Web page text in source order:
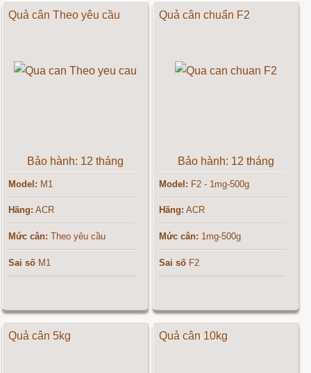
Quả cân Theo yêu cầu
Bảo hành: 12 tháng
Model: M1
Hãng: ACR
Mức cân: Theo yêu cầu
Sai số M1
Quả cân chuẩn F2
Bảo hành: 12 tháng
Model: F2 - 1mg-500g
Hãng: ACR
Mức cân: 1mg-500g
Sai số F2
Quả cân 5kg Quả cân 10kg